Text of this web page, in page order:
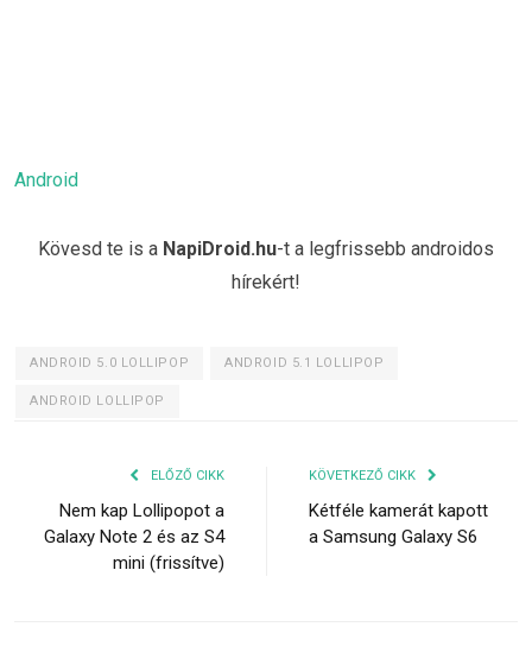
Android
Kövesd te is a NapiDroid.hu-t a legfrissebb androidos
hírekért!
ANDROID 5.0 LOLLIPOP ANDROID 5.1 LOLLIPOP
ANDROID LOLLIPOP
ELŐZŐ CIKK
Nem kap Lollipopot a
Galaxy Note 2 és az S4
mini (frissítve)
KÖVETKEZŐ CIKK
Kétféle kamerát kapott
a Samsung Galaxy S6